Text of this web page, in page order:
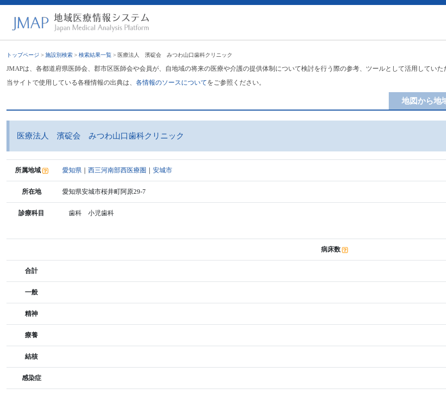
トップページ >施設別検索 >検索結果一覧 > 医療法人 濱碇会 みつわ山口歯科クリニック
JMAPは、各都道府県医師会、郡市区医師会や会員が、自地域の将来の医療や介護の提供体制について検討を行う際の参考、ツールとして活用してい
当サイトで使用している各種情報の出典は、各情報のソースについてをご参照ください。
地図から地
医療法人 濱碇会 みつわ山口歯科クリニック
所属地域 愛知県 ｜西三河南部西医療圏 ｜安城市
所在地 愛知県安城市桜井町阿原29-7
診療科目 歯科 小児歯科
病床数
合計
一般
精神
療養
結核
感染症